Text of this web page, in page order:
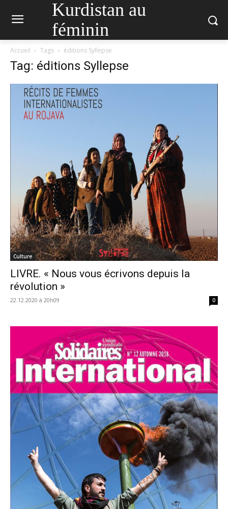
Kurdistan au
féminin
Accueil Tags éditions Syllepse
Tag: éditions Syllepse
Culture
LIVRE. « Nous vous écrivons depuis la
révolution »
22.12.2020 à 20h09 0